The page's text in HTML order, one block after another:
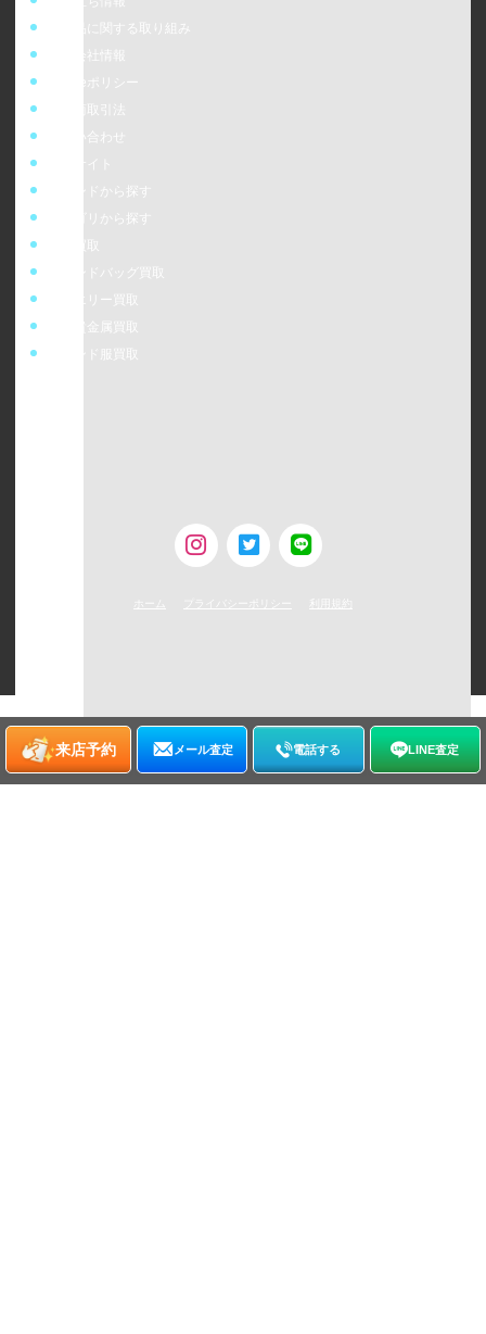
偽造品に関する取り組み
cookieポリシー
特定商取引法
お問い合わせ
販売サイト
ブランドから探す
カテゴリから探す
ブランドバッグ買取
ジュエリー買取
金・貴金属買取
ブランド服買取
来店予約 メール査定 電話する LINE査定